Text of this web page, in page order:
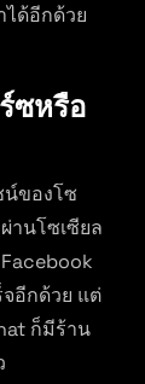
ด้อีกด้วย
ซหรือ
น์ของโซ
านโซเซียล
อีกด้วย แต่
ก็มีร้าน